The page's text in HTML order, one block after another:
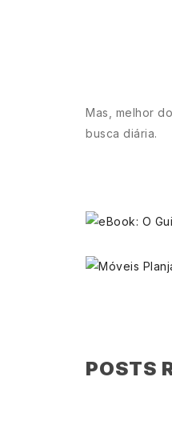
Mas, melhor
busca diária.
POSTS